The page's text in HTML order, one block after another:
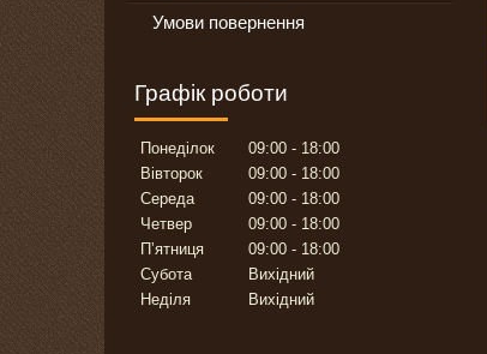
Умови повернення
Графік роботи
Понеділок 09:00
18:00
Вівторок
09:00
18:00
Середа
09:00
18:00
Четвер
09:00
18:00
Пʼятниця
09:00
18:00
Субота
Вихідний
Неділя
Вихідний